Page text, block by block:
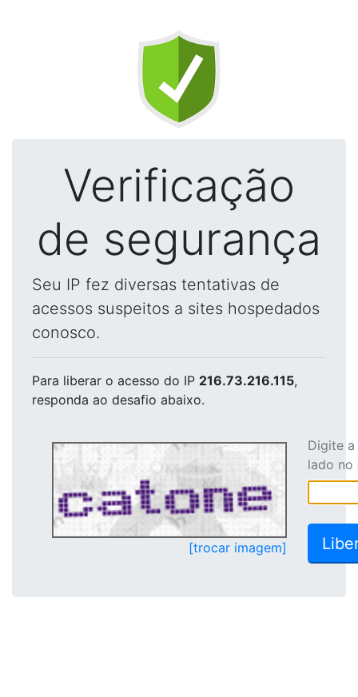
Verificação
de segurança
Seu IP fez diversas tentativas de
acessos suspeitos a sites hospedados
conosco.
Para liberar o acesso do IP 216.73.216.115,
responda ao desafio abaixo.
[trocar imagem]
Digite
lado no